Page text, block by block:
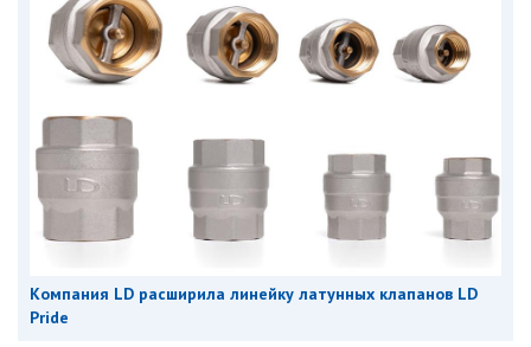
Компания LD расширила линейку латунных клапанов LD
Pride